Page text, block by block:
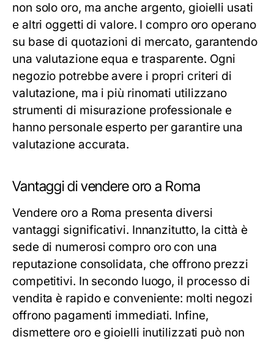
non solo oro, ma anche argento, gioielli usati
e altri oggetti di valore. I compro oro operano
su base di quotazioni di mercato, garantendo
una valutazione equa e trasparente. Ogni
negozio potrebbe avere i propri criteri di
valutazione, ma i più rinomati utilizzano
strumenti di misurazione professionale e
hanno personale esperto per garantire una
valutazione accurata.
Vantaggi di vendere oro a Roma
Vendere oro a Roma presenta diversi
vantaggi significativi. Innanzitutto, la città è
sede di numerosi compro oro con una
reputazione consolidata, che offrono prezzi
competitivi. In secondo luogo, il processo di
vendita è rapido e conveniente: molti negozi
offrono pagamenti immediati. Infine,
dismettere oro e gioielli inutilizzati può non